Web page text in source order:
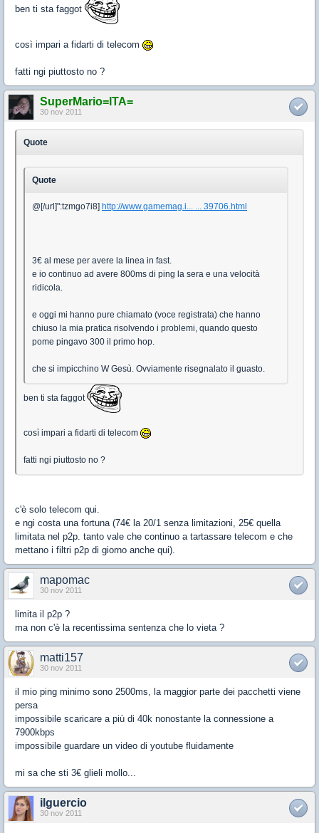
ben ti sta faggot
così impari a fidarti di telecom
fatti ngi piuttosto no ?
SuperMario=ITA=
30 nov 2011
Quote
Quote
@[/url]":tzmgo7i8] http://www.gamemag.i... ... 39706.html
3€ al mese per avere la linea in fast.
e io continuo ad avere 800ms di ping la sera e una velocità
ridicola.
e oggi mi hanno pure chiamato (voce registrata) che hanno
chiuso la mia pratica risolvendo i problemi, quando questo
pome pingavo 300 il primo hop.
che si impicchino W Gesù. Ovviamente risegnalato il guasto.
ben ti sta faggot
così impari a fidarti di telecom
fatti ngi piuttosto no ?
c'è solo telecom qui.
e ngi costa una fortuna (74€ la 20/1 senza limitazioni, 25€ quella
limitata nel p2p. tanto vale che continuo a tartassare telecom e che
mettano i filtri p2p di giorno anche qui).
mapomac
30 nov 2011
limita il p2p ?
ma non c'è la recentissima sentenza che lo vieta ?
matti157
30 nov 2011
il mio ping minimo sono 2500ms, la maggior parte dei pacchetti viene
persa
impossibile scaricare a più di 40k nonostante la connessione a
7900kbps
impossibile guardare un video di youtube fluidamente
mi sa che sti 3€ glieli mollo...
ilguercio
30 nov 2011